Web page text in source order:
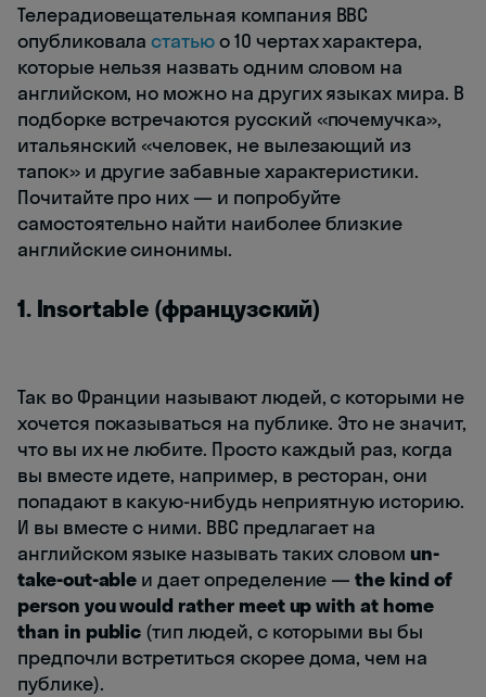
Телерадиовещательная компания BBC
опубликоваластатьюо 10 чертах характера,
которые нельзя назвать одним словом на
английском, но можно на других языках мира. В
подборке встречаются русский «почемучка»,
итальянский «человек, не вылезающий из
тапок» и другие забавные характеристики.
Почитайте про них — и попробуйте
самостоятельно найти наиболее близкие
английские синонимы.
1. Insortable (французский)
Так во Франции называют людей, с которыми не
хочется показываться на публике. Это не значит,
что вы их не любите. Просто каждый раз, когда
вы вместе идете, например, в ресторан, они
попадают в какую-нибудь неприятную историю.
И вы вместе с ними. BBC предлагает на
английском языке называть таких словомun-
take-out-able и дает определение —the kind of
person you would rather meet up with at home
than in public (тип людей, с которыми вы бы
предпочли встретиться скорее дома, чем на
публике).